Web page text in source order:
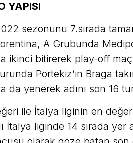
YAPISI
sezonunu 7.sırada
A Grubunda
ikinci bitirerek play-off
Portekiz’in Braga
da yenerek adını son 16
ile İtalya liginin en
İtalya liginde 14 sırada yer